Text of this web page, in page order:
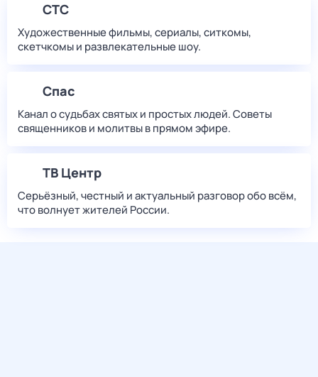
СТС
Художественные фильмы, сериалы, ситкомы,
скетчкомы и развлекательные шоу.
Спас
Канал о судьбах святых и простых людей. Советы
священников и молитвы в прямом эфире.
ТВ Центр
Серьёзный, честный и актуальный разговор обо всём,
что волнует жителей России.